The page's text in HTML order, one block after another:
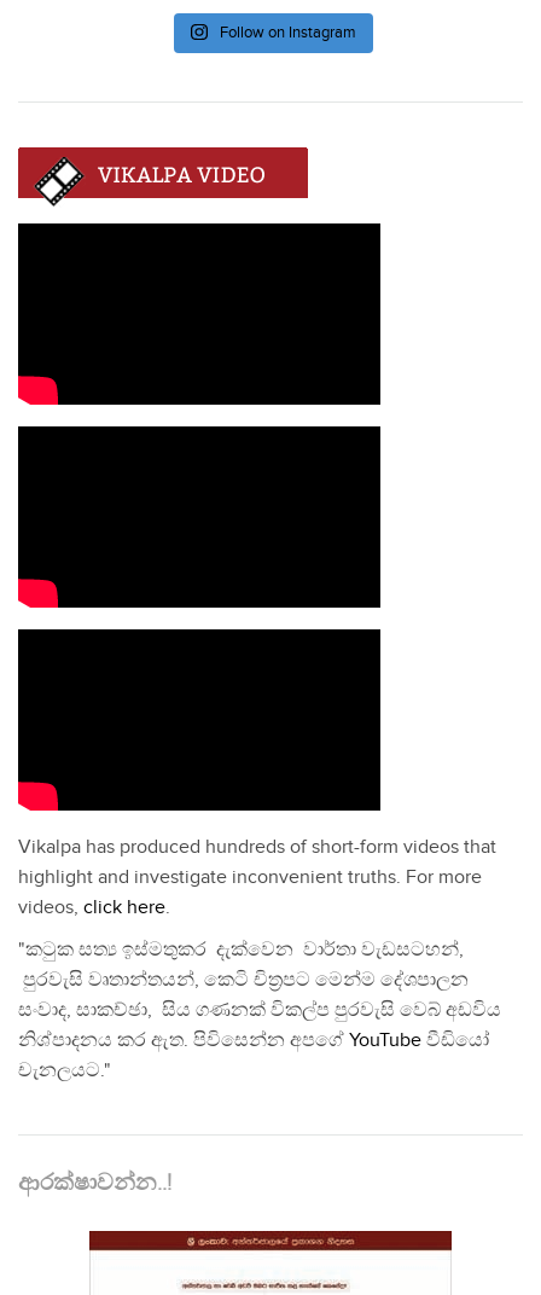
Follow on Instagram
Vikalpa has produced hundreds of short-form videos that
highlight and investigate inconvenient truths. For more
videos, click here.
"කටුක සත්‍ය ඉස්මතුකර දැක්වෙන වාර්තා වැඩසටහන්,
පුරවැසි වෘතාන්තයන්, කෙටි චිත්‍රපට මෙන්ම දේශපාලන
සංවාද, සාකච්ඡා, සිය ගණනක් විකල්ප පුරවැසි වෙබ් අඩවිය
නිශ්පාදනය කර ඇත. පිවිසෙන්න අපගේ YouTube වීඩියෝ
චැනලයට."
ආරක්ෂාවන්න..!